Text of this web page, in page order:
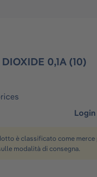
0,1A (10)
Login
è classificato come merce
modalità di consegna.